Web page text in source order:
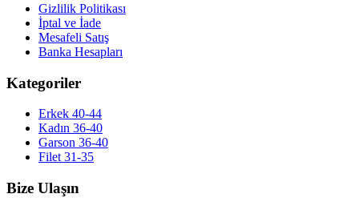
Gizlilik Politikası
İptal ve İade
Mesafeli Satış
Banka Hesapları
Kategoriler
Erkek 40-44
Kadın 36-40
Garson 36-40
Filet 31-35
Bize Ulaşın